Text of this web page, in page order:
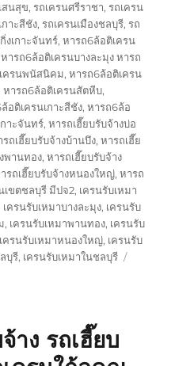
สนสุข,รถเครนศรีราชา,รถเครน
กาะสีชัง,รถเครนเมืองชลบุรี,รถ
งเกาะจันทร์,หารถ6ล้อติเครน
หารถ6ล้อติเครนบางละมุง หารถ
ครนพนัสนิคม,หารถ6ล้อติเครน
หารถ6ล้อติเครนสัตหีบ,
อติเครนเกาะสีชัง,หารถ6ล้อ
กาะจันทร์,หารถเฮี๊ยบรับจ้างบ่อ
รถเฮี๊ยบรับจ้างบ้านบึง,หารถเฮี๊ย
พานทอง,หารถเฮี๊ยบรับจ้าง
รถเฮี๊ยบรับจ้างหนองใหญ่,หารถ
เขตชลบุรี มีปจ2, เครนรับเหมา
เครนรับเหมาบางละมุง, เครนรับ
, เครนรับเหมาพานทอง, เครนรับ
เครนรับเหมาหนองใหญ่, เครนรับ
บุรี, เครนรับเหมาในชลบุรี
าง รถเฮี๊ยบ